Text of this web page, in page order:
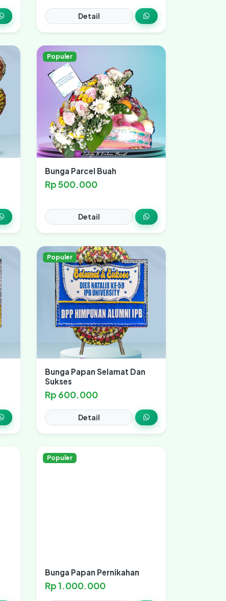
Detail
Populer
Bunga Parcel Buah
Rp 500.000
Detail
Populer
Bunga Papan Selamat Dan
Sukses
Rp 600.000
Detail
Populer
Bunga Papan Pernikahan
Rp 1.000.000